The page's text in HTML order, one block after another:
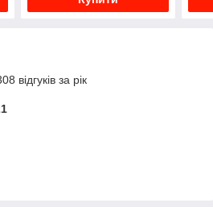
відгуків за рік